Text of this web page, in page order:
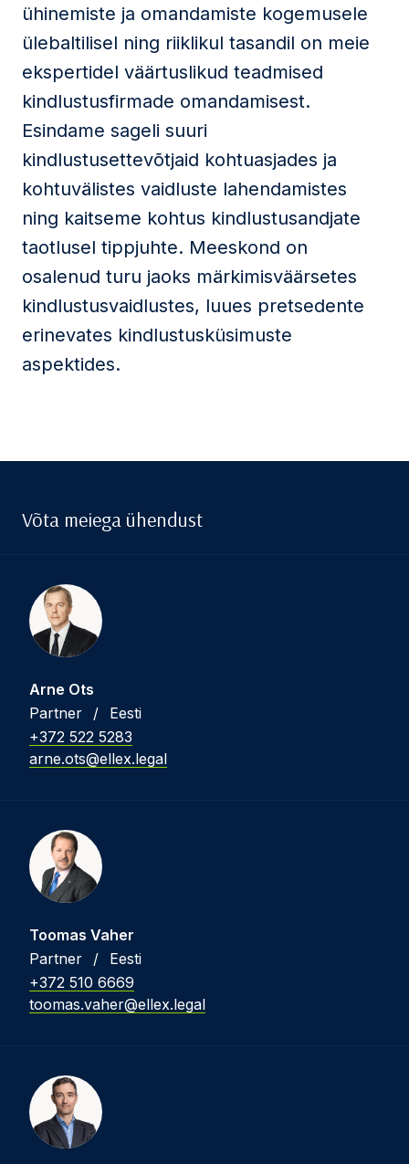
ühinemiste ja omandamiste kogemusele
ülebaltilisel ning riiklikul tasandil on meie
ekspertidel väärtuslikud teadmised
kindlustusfirmade omandamisest.
Esindame sageli suuri
kindlustusettevõtjaid kohtuasjades ja
kohtuvälistes vaidluste lahendamistes
ning kaitseme kohtus kindlustusandjate
taotlusel tippjuhte. Meeskond on
osalenud turu jaoks märkimisväärsetes
kindlustusvaidlustes, luues pretsedente
erinevates kindlustusküsimuste
aspektides.
Võta meiega ühendust
Arne Ots
Partner
/
Eesti
+372 522 5283
arne.ots@ellex.legal
Toomas Vaher
Partner
/
Eesti
+372 510 6669
toomas.vaher@ellex.legal